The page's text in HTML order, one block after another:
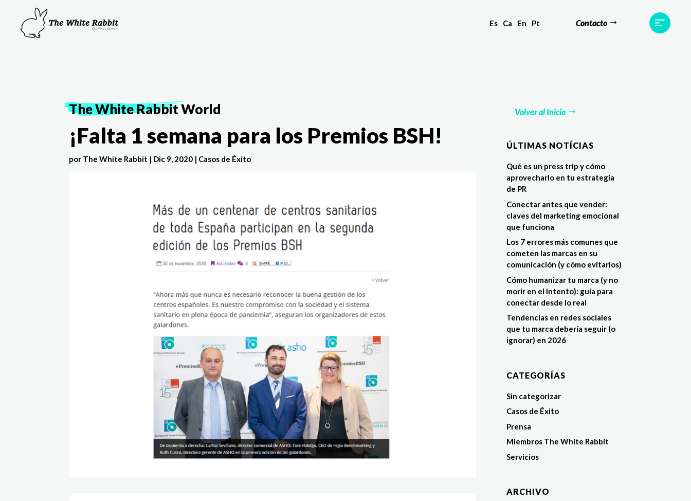
Es Ca En Pt Contacto
The White RabbitWorld Volver al Inicio
¡Falta 1 semana para los Premios BSH!
por The White Rabbit | Dic 9, 2020 | Casos de Éxito
ÚLTIMAS NOTÍCIAS
Qué es un press trip y cómo
aprovecharlo en tu estrategia
de PR
Conectar antes que vender:
claves del marketing emocional
que funciona
Los 7 errores más comunes que
cometen las marcas en su
comunicación (y cómo evitarlos)
Cómo humanizar tu marca (y no
morir en el intento): guía para
conectar desde lo real
Tendencias en redes sociales
que tu marca debería seguir (o
ignorar) en 2026
CATEGORÍAS
Sin categorizar
Casos de Éxito
Prensa
Miembros The White Rabbit
Servicios
ARCHIVO